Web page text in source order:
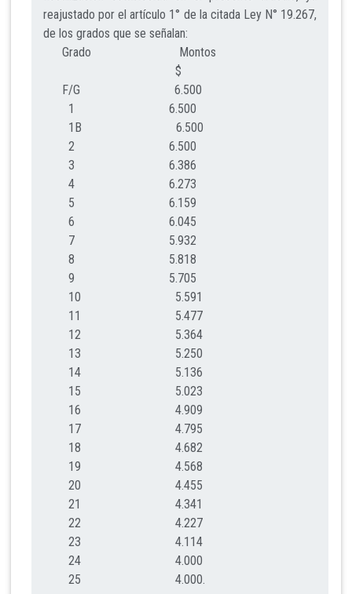
reajustado por el artículo 1° de la citada Ley N° 19.267,
de los grados que se señalan:
Grado Montos
$
F/G 6.500
1 6.500
1B 6.500
2 6.500
3 6.386
4 6.273
5 6.159
6 6.045
7 5.932
8 5.818
9 5.705
10 5.591
11 5.477
12 5.364
13 5.250
14 5.136
15 5.023
16 4.909
17 4.795
18 4.682
19 4.568
20 4.455
21 4.341
22 4.227
23 4.114
24 4.000
25 4.000.